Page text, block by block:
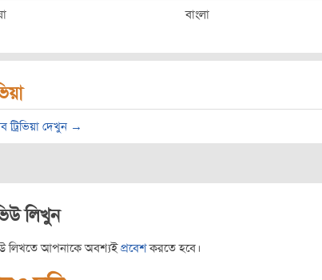
বাংলা
ট্রিভিয়া দেখুন →
লিখুন
লিখতে আপনাকে অবশ্যইপ্রবেশকরতে হবে।